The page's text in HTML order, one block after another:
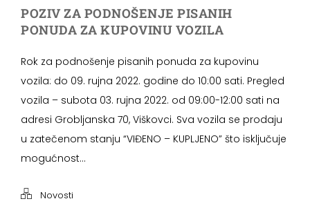
POZIV ZA PODNOŠENJE PISANIH
PONUDA ZA KUPOVINU VOZILA
Rok za podnošenje pisanih ponuda za kupovinu
vozila: do 09. rujna 2022. godine do 10:00 sati. Pregled
vozila – subota 03. rujna 2022. od 09:00-12:00 sati na
adresi Grobljanska 70, Viškovci. Sva vozila se prodaju
u zatečenom stanju “VIĐENO – KUPLJENO” što isključuje
mogućnost...
Novosti